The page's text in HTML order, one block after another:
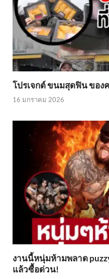
โปรเจกต์ ขนมสุดฟิน ของ
16 มกราคม 2026
งานนี้หนุ่มห้ามพลาด
แล้วซื้อด่วน!